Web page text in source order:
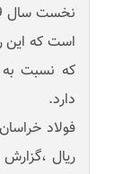
دارد.
ریال